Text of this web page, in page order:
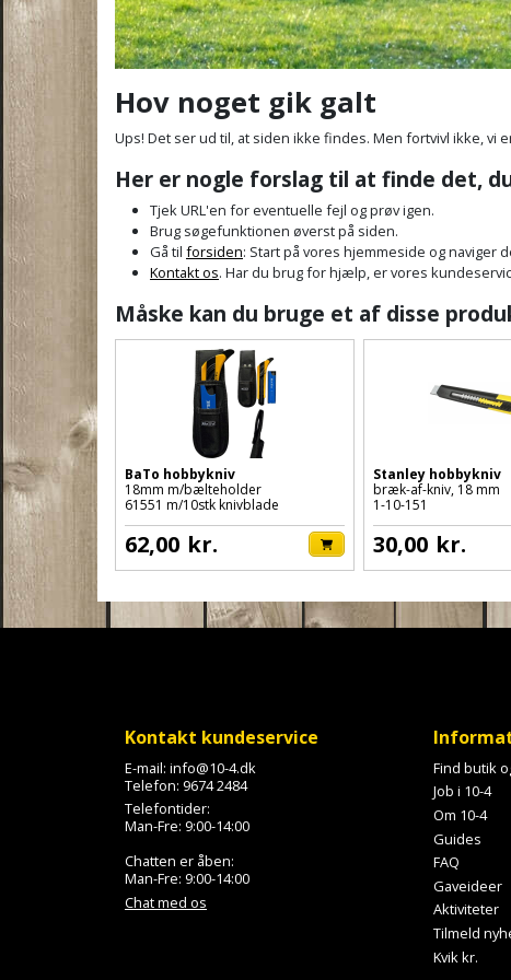
Hov noget gik galt
Ups! Det ser ud til, at siden ikke findes. Men fortvivl ikke, vi
Her er nogle forslag til at finde det,
Tjek URL'en for eventuelle fejl og prøv igen.
Brug søgefunktionen øverst på siden.
Gå til forsiden: Start på vores hjemmeside og naviger
Kontakt os. Har du brug for hjælp, er vores
Måske kan du bruge et af disse
BaTo hobbykniv
18mm m/bælteholder
61551 m/10stk knivblade
62,00 kr.
Stanley hobbykniv
bræk-af-kniv, 18 mm
1-10-151
30,00 kr.
Kontakt kundeservice
E-mail: info@10-4.dk
Telefon: 9674 2484
Telefontider:
Man-Fre: 9:00-14:00
Chatten er åben:
Man-Fre: 9:00-14:00
Chat med os
Find butik
Job i 10-4
Om 10-4
Guides
FAQ
Gaveideer
Aktiviteter
Tilmeld
Kvik kr.